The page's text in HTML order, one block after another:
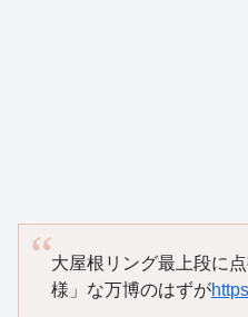
大屋根リング最上段に
様」な万博のはずが